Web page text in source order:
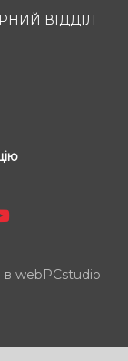
ВІДДІЛ
в webPCstudio